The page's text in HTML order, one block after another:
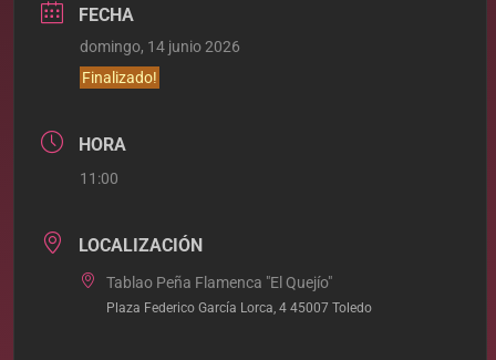
FECHA
domingo, 14 junio 2026
Finalizado!
HORA
11:00
LOCALIZACIÓN
Tablao Peña Flamenca "El Quejío"
Plaza Federico García Lorca, 4 45007 Toledo